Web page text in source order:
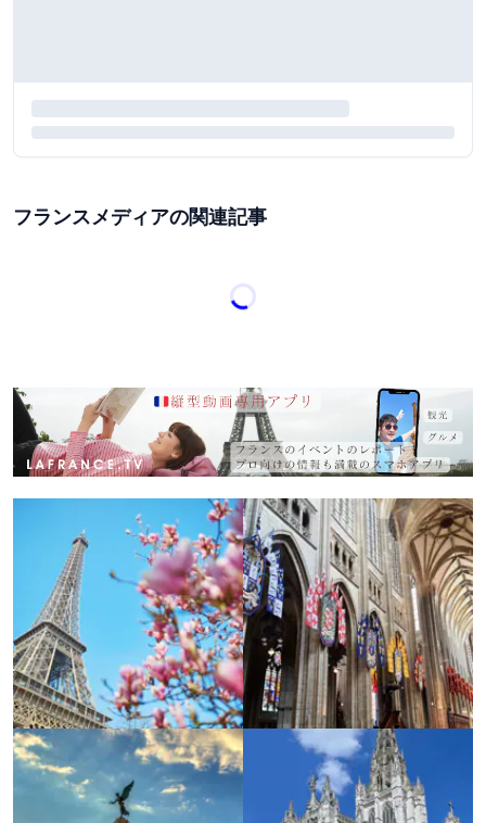
フランスメディアの関連記事